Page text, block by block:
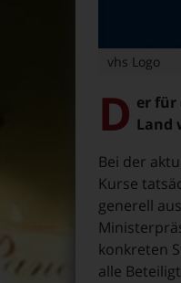
vhs Logo
D er für
Land
Bei der
Kurse
generell
konkreten
alle